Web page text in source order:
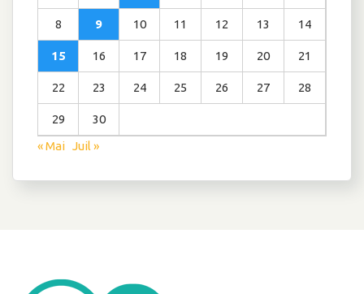
8 9 10 11 12 13 14
15 16 17 18 19 20 21
22 23 24 25 26 27 28
29
30
« Mai Juil »